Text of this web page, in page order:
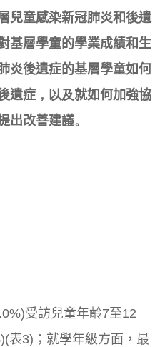
兒童感染新冠肺炎和後遺
基層學童的學業成績和生
炎後遺症的基層學童如何
遺症 ，以及就如何加強協
出改善建議。
受訪兒童年齡7至12
表3)；就學年級方面，最